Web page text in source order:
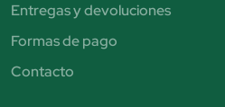
Entregas y devoluciones
Formas de pago
Contacto